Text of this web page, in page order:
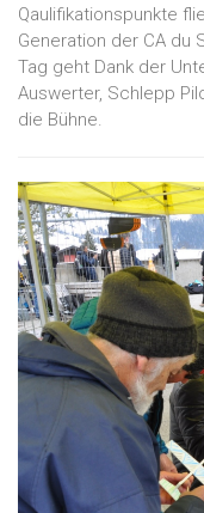
Qaulifikationspunkte
Generation der CA du
Tag geht Dank der
Auswerter, Schlepp
die Bühne.